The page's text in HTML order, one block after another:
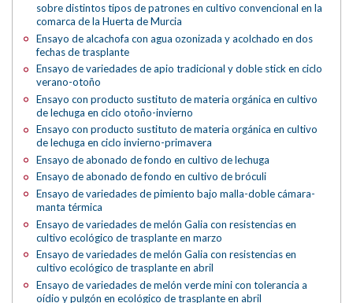
sobre distintos tipos de patrones en cultivo convencional en la
comarca de la Huerta de Murcia
Ensayo de alcachofa con agua ozonizada y acolchado en dos
fechas de trasplante
Ensayo de variedades de apio tradicional y doble stick en ciclo
verano-otoño
Ensayo con producto sustituto de materia orgánica en cultivo
de lechuga en ciclo otoño-invierno
Ensayo con producto sustituto de materia orgánica en cultivo
de lechuga en ciclo invierno-primavera
Ensayo de abonado de fondo en cultivo de lechuga
Ensayo de abonado de fondo en cultivo de bróculi
Ensayo de variedades de pimiento bajo malla-doble cámara-
manta térmica
Ensayo de variedades de melón Galia con resistencias en
cultivo ecológico de trasplante en marzo
Ensayo de variedades de melón Galia con resistencias en
cultivo ecológico de trasplante en abril
Ensayo de variedades de melón verde mini con tolerancia a
oídio y pulgón en ecológico de trasplante en abril